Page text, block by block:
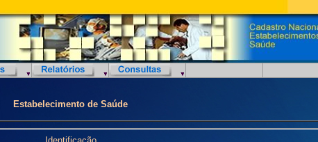
Estabelecimento de Saúde